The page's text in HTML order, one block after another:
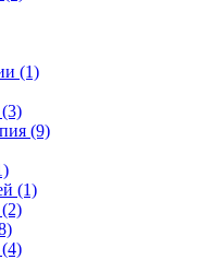
(1)
(9)
(1)